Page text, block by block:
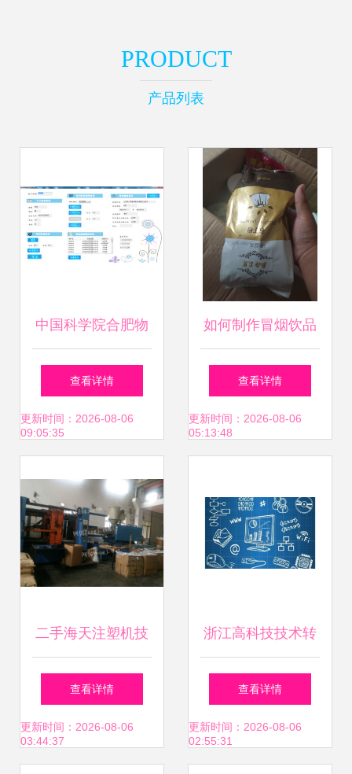
PRODUCT
产品列表
中国科学院合肥物
质科学研究院
查看详情
更新时间：2026-08-06
09:05:35
如何制作冒烟饮品
及技术转让指南
查看详情
更新时间：2026-08-06
05:13:48
二手海天注塑机技
术转让 注塑机加工
厂资金回笼的机遇
查看详情
更新时间：2026-08-06
03:44:37
浙江高科技技术转
让 按需定制，引领
产业升级新篇章
查看详情
更新时间：2026-08-06
02:55:31